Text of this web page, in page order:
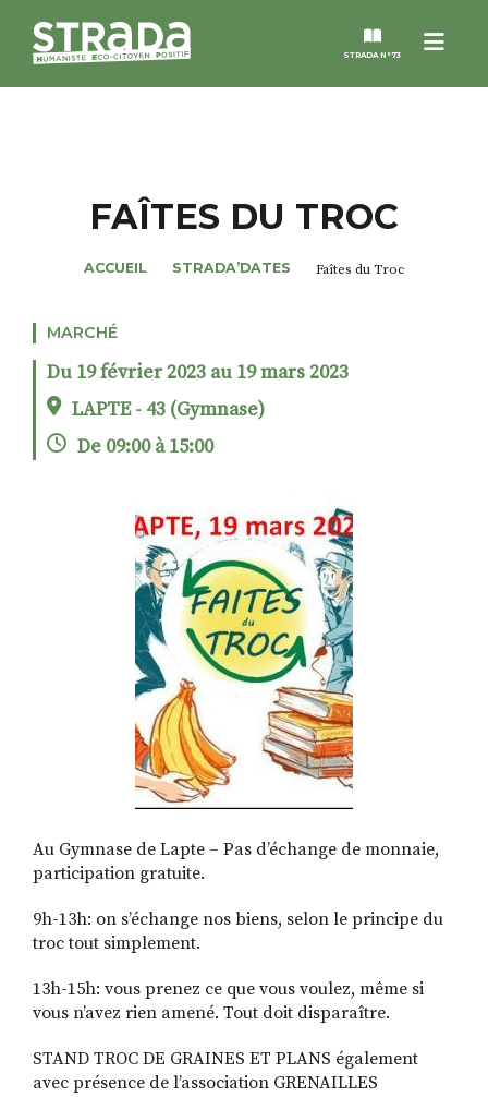
Menu
STRADA N°73
MAGAZINES
NOS THÈMES
STRADA’DATES
ROSÉE DE MAI
RECHERCHER
S'ABONNER
S'INSCRIRE À LA NEWSLETTER
FACEBOOKINSTAGRAM
LINKEDINYOUTUBE
FAÎTES DU TROC
ACCUEIL STRADA’DATES Faîtes du Troc
MARCHÉ
Du 19 février 2023 au 19 mars 2023
LAPTE - 43 (Gymnase)
De 09:00 à 15:00
Au Gymnase de Lapte – Pas d’échange de monnaie,
participation gratuite.
9h-13h: on s’échange nos biens, selon le principe du
troc tout simplement.
13h-15h: vous prenez ce que vous voulez, même si
vous n’avez rien amené. Tout doit disparaître.
STAND TROC DE GRAINES ET PLANS également
avec présence de l’association GRENAILLES